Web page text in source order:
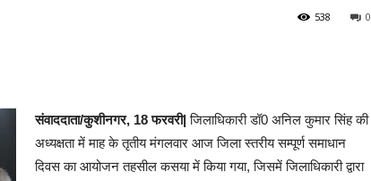
0
538
संवाददाता/कुशीनगर, 18 फरवरी| जिलाधिकारी डॉ0 अनिल कुमार सिंह की
अध्यक्षता में माह के तृतीय मंगलवार आज जिला स्तरीय सम्पूर्ण समाधान
दिवस का आयोजन तहसील कसया में किया गया, जिसमें जिलाधिकारी द्वारा